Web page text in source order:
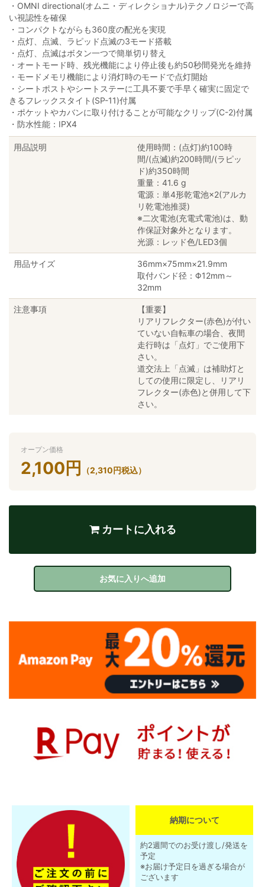
・OMNI directional(オムニ・ディレクショナル)テクノロジーで高
い視認性を確保
・コンパクトながらも360度の配光を実現
・点灯、点滅、ラピッド点滅の3モード搭載
・点灯、点滅はボタン一つで簡単切り替え
・オートモード時、残光機能により停止後も約50秒間発光を維持
・モードメモリ機能により消灯時のモードで点灯開始
・シートポストやシートステーに工具不要で手早く確実に固定で
きるフレックスタイト(SP-11)付属
・ポケットやカバンに取り付けることが可能なクリップ(C-2)付属
・防水性能：IPX4
用品説明
使用時間：(点灯)約100時
間/(点滅)約200時間/(ラピッ
ド)約350時間
重量：41.6 g
電源：単4形乾電池×2(アルカ
リ乾電池推奨)
※二次電池(充電式電池)は、動
作保証対象外となります。
光源：レッド色/LED3個
用品サイズ
36mm×75mm×21.9mm
取付バンド径：Φ12mm～
32mm
注意事項
【重要】
リアリフレクター(赤色)が付い
ていない自転車の場合、夜間
走行時は「点灯」でご使用下
さい。
道交法上「点滅」は補助灯と
しての使用に限定し、リアリ
フレクター(赤色)と併用して下
さい。
オープン価格
2,100 円 （2,310円税込）
カートに入れる
お気に入りへ追加
納期について
約2週間でのお受け渡し/発送を
予定
※お届け予定日を過ぎる場合が
ございます